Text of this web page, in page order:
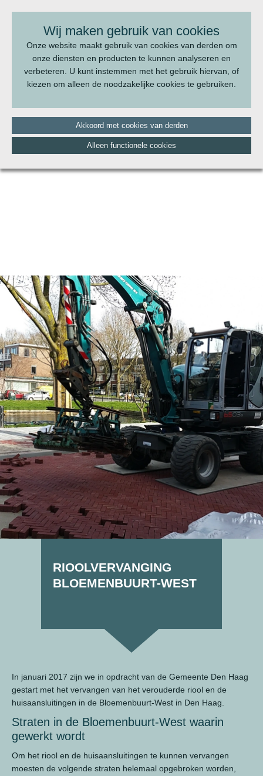
Wij maken gebruik van cookies
Onze website maakt gebruik van cookies van derden om
onze diensten en producten te kunnen analyseren en
verbeteren. U kunt instemmen met het gebruik hiervan, of
kiezen om alleen de noodzakelijke cookies te gebruiken.
Akkoord met cookies van derden
Alleen functionele cookies
BEL ONS:070 - 322 20 22
RIOOLVERVANGING
BLOEMENBUURT-WEST
In januari 2017 zijn we in opdracht van de Gemeente Den Haag
gestart met het vervangen van het verouderde riool en de
huisaansluitingen in de Bloemenbuurt-West in Den Haag.
Straten in de Bloemenbuurt-West waarin
gewerkt wordt
Om het riool en de huisaansluitingen te kunnen vervangen
moesten de volgende straten helemaal opgebroken worden,